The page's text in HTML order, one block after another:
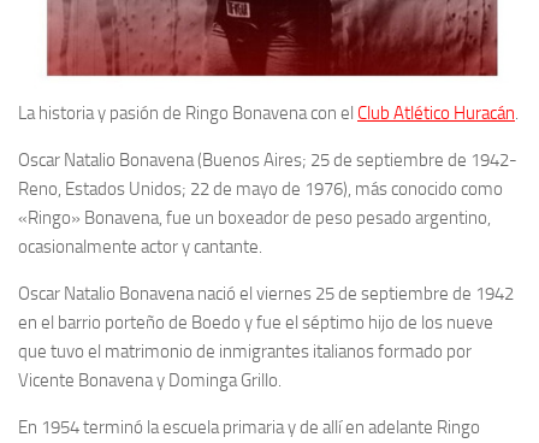
La historia y pasión de Ringo Bonavena con el Club Atlético Huracán
Oscar Natalio Bonavena (Buenos Aires; 25 de septiembre de 1942-
Reno, Estados Unidos; 22 de mayo de 1976), más conocido como
«Ringo» Bonavena, fue un boxeador de peso pesado argentino,
ocasionalmente actor y cantante.
Oscar Natalio Bonavena nació el viernes 25 de septiembre de 1942
en el barrio porteño de Boedo y fue el séptimo hijo de los nueve
que tuvo el matrimonio de inmigrantes italianos formado por
Vicente Bonavena y Dominga Grillo.
En 1954 terminó la escuela primaria y de allí en adelante Ringo